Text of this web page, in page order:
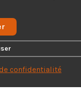
confidentialité